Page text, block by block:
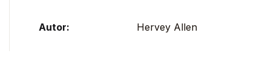
Autor: Hervey Allen